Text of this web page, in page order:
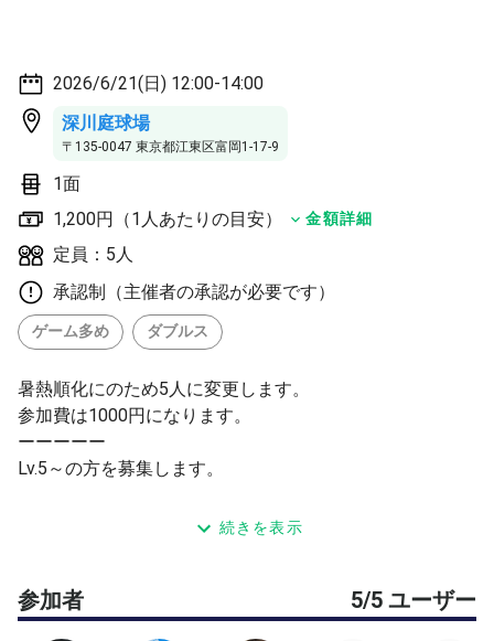
2026/6/21(日) 12:00-14:00
深川庭球場
〒135-0047 東京都江東区富岡1-17-9
1面
1,200円（1人あたりの目安）
金額詳細
定員：5人
承認制（主催者の承認が必要です）
ゲーム多め ダブルス
暑熱順化にのため5人に変更します。
参加費は1000円になります。
ーーーーー
Lv.5～の方を募集します。
定員：
続きを表示
参加者 5/5 ユーザー